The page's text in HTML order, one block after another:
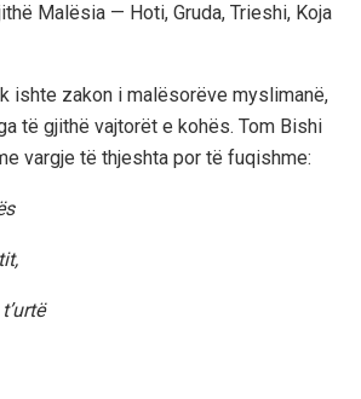
Malësia — Hoti, Gruda, Trieshi, Koja
ishte zakon i malësorëve myslimanë,
të gjithë vajtorët e kohës. Tom Bishi
vargje të thjeshta por të fuqishme: